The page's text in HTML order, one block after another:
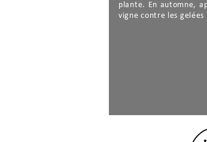
plante. En automne,
vigne contre les gelées